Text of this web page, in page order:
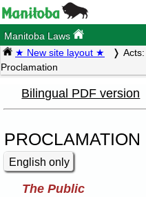
Manitoba Laws
★ New site layout ★ Acts:
Proclamation
Bilingual PDF version
PROCLAMATION
English only
The Public